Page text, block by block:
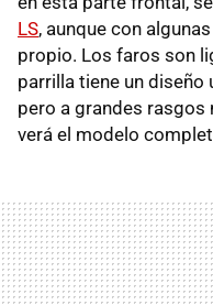
LS, aunque con
propio. Los faros son
parrilla tiene un diseño
pero a grandes rasgos
verá el modelo